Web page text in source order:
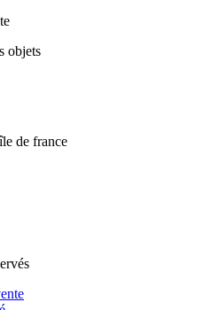
objets